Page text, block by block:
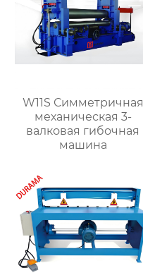
W11S Симметричная
механическая 3-
валковая гибочная
машина